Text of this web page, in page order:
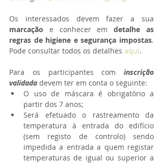
marcação e conhecer em detalhe as
regras de higiene e segurança impostas.
Pode consultar todos os detalhes aqui.
Para os participantes com inscrição
validada devem ter em conta o seguinte:
O uso de máscara é obrigatório a
partir dos 7 anos;
Será efetuado o rastreamento da
temperatura à entrada do edifício
(sem registo de controlo) sendo
impedida a entrada a quem registar
temperaturas de igual ou superior a